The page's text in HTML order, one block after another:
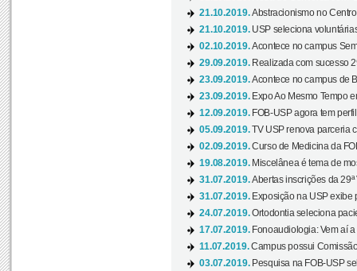
21.10.2019.Abstracionismo no
21.10.2019. USP seleciona
02.10.2019.Acontece no campus
29.09.2019. Realizada com sucesso
23.09.2019.Acontece no campus de
23.09.2019. Expo Ao Mesmo Tempo
12.09.2019. FOB-USP agora tem
05.09.2019.TV USP renova parceria
02.09.2019.Curso de Medicina da
19.08.2019. Miscelânea é tema de
31.07.2019.Abertas inscrições da 29ª
31.07.2019. Exposição na USP exibe
24.07.2019.Ortodontia seleciona
17.07.2019. Fonoaudiologia: Vem aí
11.07.2019.Campus possui
03.07.2019. Pesquisa na FOB-USP